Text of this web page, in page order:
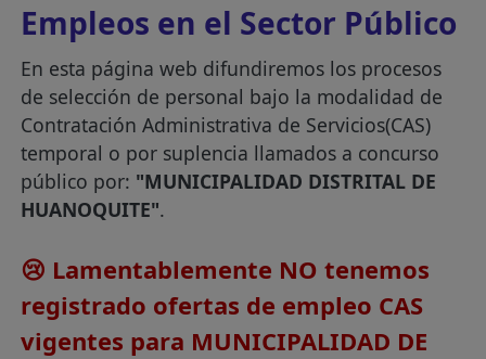
Empleos en el Sector Público
En esta página web difundiremos los procesos
de selección de personal bajo la modalidad de
Contratación Administrativa de Servicios(CAS)
temporal o por suplencia llamados a concurso
público por: "MUNICIPALIDAD DISTRITAL DE
HUANOQUITE".
😢 Lamentablemente NO tenemos
registrado ofertas de empleo CAS
vigentes para MUNICIPALIDAD DE